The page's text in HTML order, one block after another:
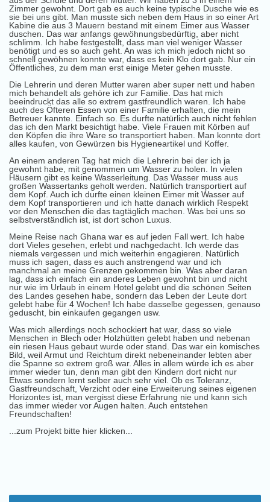
Zimmer gewohnt. Dort gab es auch keine typische Dusche wie es
sie bei uns gibt. Man musste sich neben dem Haus in so einer Art
Kabine die aus 3 Mauern bestand mit einem Eimer aus Wasser
duschen. Das war anfangs gewöhnungsbedürftig, aber nicht
schlimm. Ich habe festgestellt, dass man viel weniger Wasser
benötigt und es so auch geht. An was ich mich jedoch nicht so
schnell gewöhnen konnte war, dass es kein Klo dort gab. Nur ein
Öffentliches, zu dem man erst einige Meter gehen musste.
Die Lehrerin und deren Mutter waren aber super nett und haben
mich behandelt als gehöre ich zur Familie. Das hat mich
beeindruckt das alle so extrem gastfreundlich waren. Ich habe
auch des Öfteren Essen von einer Familie erhalten, die mein
Betreuer kannte. Einfach so. Es durfte natürlich auch nicht fehlen
das ich den Markt besichtigt habe. Viele Frauen mit Körben auf
den Köpfen die ihre Ware so transportiert haben. Man konnte dort
alles kaufen, von Gewürzen bis Hygieneartikel und Koffer.
An einem anderen Tag hat mich die Lehrerin bei der ich ja
gewohnt habe, mit genommen um Wasser zu holen. In vielen
Häusern gibt es keine Wasserleitung. Das Wasser muss aus
großen Wassertanks geholt werden. Natürlich transportiert auf
dem Kopf. Auch ich durfte einen kleinen Eimer mit Wasser auf
dem Kopf transportieren und ich hatte danach wirklich Respekt
vor den Menschen die das tagtäglich machen. Was bei uns so
selbstverständlich ist, ist dort schon Luxus.
Meine Reise nach Ghana war es auf jeden Fall wert. Ich habe
dort Vieles gesehen, erlebt und nachgedacht. Ich werde das
niemals vergessen und mich weiterhin engagieren. Natürlich
muss ich sagen, dass es auch anstrengend war und ich
manchmal an meine Grenzen gekommen bin. Was aber daran
lag, dass ich einfach ein anderes Leben gewohnt bin und nicht
nur wie im Urlaub in einem Hotel gelebt und die schönen Seiten
des Landes gesehen habe, sondern das Leben der Leute dort
gelebt habe für 4 Wochen! Ich habe dasselbe gegessen, genauso
geduscht, bin einkaufen gegangen usw.
Was mich allerdings noch schockiert hat war, dass so viele
Menschen in Blech oder Holzhütten gelebt haben und nebenan
ein riesen Haus gebaut wurde oder stand. Das war ein komisches
Bild, weil Armut und Reichtum direkt nebeneinander lebten aber
die Spanne so extrem groß war. Alles in allem würde ich es aber
immer wieder tun, denn man gibt den Kindern dort nicht nur
Etwas sondern lernt selber auch sehr viel. Ob es Toleranz,
Gastfreundschaft, Verzicht oder eine Erweiterung seines eigenen
Horizontes ist, man vergisst diese Erfahrung nie und kann sich
das immer wieder vor Augen halten. Auch entstehen
Freundschaften!
...zum Projekt bitte hier klicken...